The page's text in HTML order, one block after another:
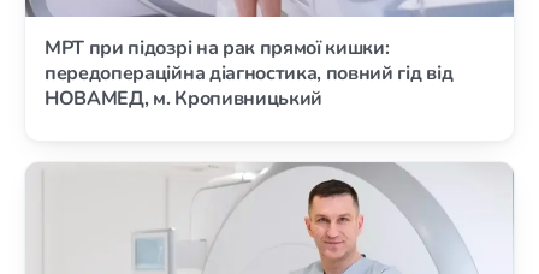
МРТ при підозрі на рак прямої кишки:
передопераційна діагностика, повний гід від
НОВАМЕД, м. Кропивницький